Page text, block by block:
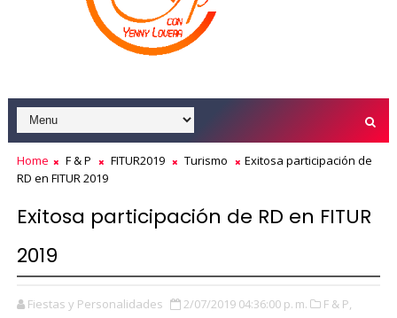
Home F & P FITUR2019 Turismo
Exitosa participación de
RD en FITUR 2019
Exitosa participación de RD en FITUR
2019
Fiestas y Personalidades 2/07/2019 04:36:00 p. m.
F & P,